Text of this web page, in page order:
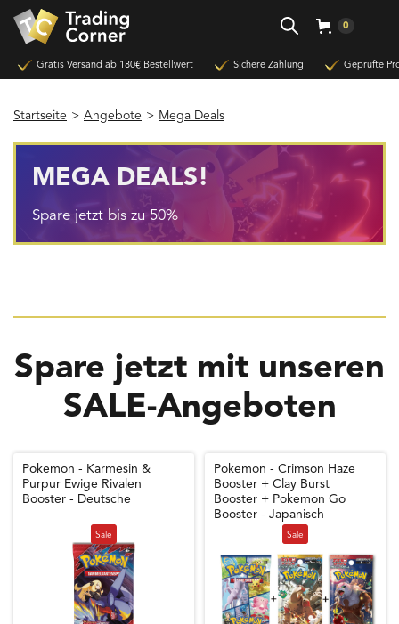
0
Gratis Versand ab 180€ Bestellwert Sichere Zahlung Geprüfte
Startseite > Angebote > Mega Deals
MEGA DEALS!
Spare jetzt bis zu 50%
Spare jetzt mit unseren
SALE-Angeboten
Pokemon - Karmesin &
Purpur Ewige Rivalen
Booster - Deutsche
Sale
Pokemon - Crimson Haze
Booster + Clay Burst
Booster + Pokemon Go
Booster - Japanisch
Sale